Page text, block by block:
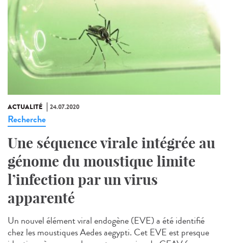
ACTUALITÉ 24.07.2020
Recherche
Une séquence virale intégrée au
génome du moustique limite
l’infection par un virus
apparenté
Un nouvel élément viral endogène (EVE) a été identifié
chez les moustiques Aedes aegypti. Cet EVE est presque